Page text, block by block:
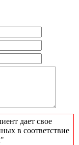
дает свое
в соответствие